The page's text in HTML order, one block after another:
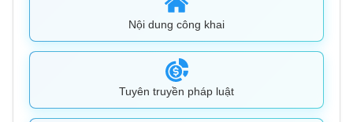
Nội dung công khai
Tuyên truyền pháp luật